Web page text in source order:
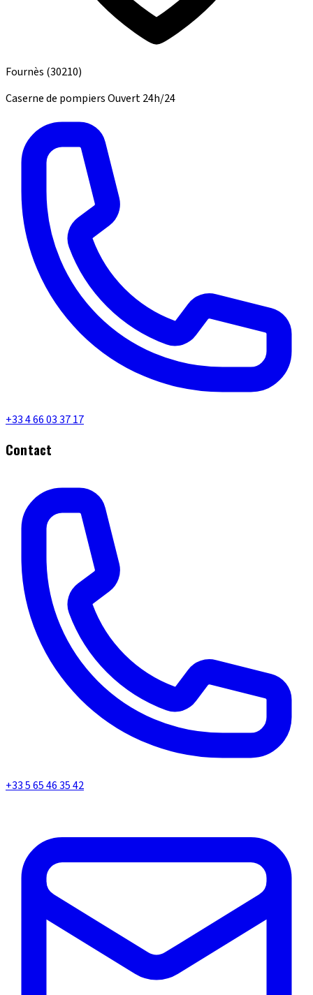
Fournès (30210)
Caserne de pompiersOuvert 24h/24
+33 4 66 03 37 17
Contact
+33 5 65 46 35 42